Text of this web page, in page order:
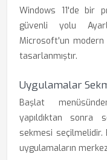
Windows 11'de bir
güvenli yolu
Microsoft'un
tasarlanmıştır.
Uygulamalar
Başlat
yapıldıktan sonra
sekmesi
uygulamaların